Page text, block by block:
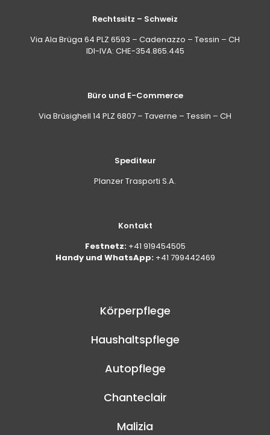
Rechtssitz – Schweiz
Via Ala Brüga 64 PLZ 6593 – Cadenazzo – Tessin – CH
IDI-IVA: CHE-354.865.445
Büro und E-Commerce
Via Brüsighell 14 PLZ 6807 – Taverne – Tessin – CH
Spediteur
Planzer Trasporti S.A.
Kontakt
Festnetz: +41 919454505
Handy und WhatsApp: +41 799442469
Körperpflege
Haushaltspflege
Autopflege
Chanteclair
Malizia